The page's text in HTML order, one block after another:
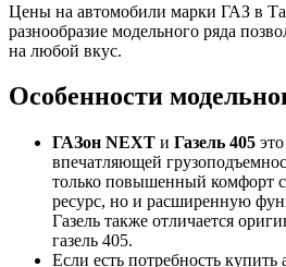
Цены на автомобили марки ГАЗ в
разнообразие модельного ряда
на любой вкус.
Особенности
ГАЗон NEXT и Газель 405
впечатляющей
только повышенный комфорт
ресурс, но и расширенную
Газель также отличается
газель 405.
Если есть потребность